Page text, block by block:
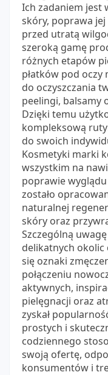
Ich zadaniem jest
skóry, poprawa
przed utratą
szeroką gamę
różnych etapów
płatków pod
do oczyszczania
peelingi, balsamy
Dzięki temu
kompleksową
do swoich
Kosmetyki marki
wszystkim na
poprawie
zostało
naturalnej
skóry oraz
Szczególną
delikatnych okolic
się oznaki
połączeniu
aktywnych,
pielęgnacji oraz
zyskał
prostych i
codziennego
swoją ofertę,
konsumentów i